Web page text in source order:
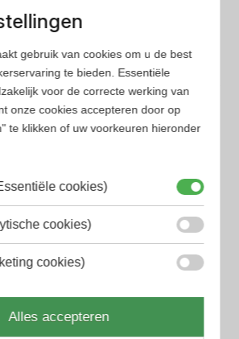
voor je verzameld zodat jij
gebruik van cookies om u de best
te bieden. Essentiële
voor de correcte werking van
onze cookies accepteren door op
te klikken of uw voorkeuren hieronder
cookies)
cookies)
cookies)
Alles accepteren